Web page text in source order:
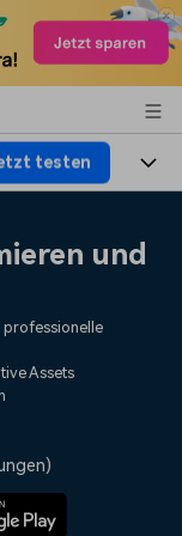
testen
Sie
und
professionelle
Assets
)